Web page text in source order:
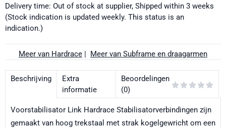
Delivery time: Out of stock at supplier, Shipped within 3 weeks
(Stock indication is updated weekly. This status is an
indication.)
Meer van Hardrace | Meer van Subframe en draagarmen
Beschrijving
Extra
informatie
Beoordelingen
(0)
Voorstabilisator Link Hardrace Stabilisatorverbindingen zijn
gemaakt van hoog trekstaal met strak kogelgewricht om een